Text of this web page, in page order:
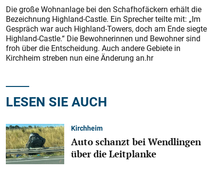
Die große Wohnanlage bei den Schafhofäckern erhält die
Bezeichnung Highland-Castle. Ein Sprecher teilte mit: „Im
Gespräch war auch Highland-Towers, doch am Ende siegte
Highland-Castle.“ Die Bewohnerinnen und Bewohner sind
froh über die Entscheidung. Auch andere Gebiete in
Kirchheim streben nun eine Änderung an.hr
LESEN SIE AUCH
Kirchheim
Auto schanzt bei Wendlingen
über die Leitplanke